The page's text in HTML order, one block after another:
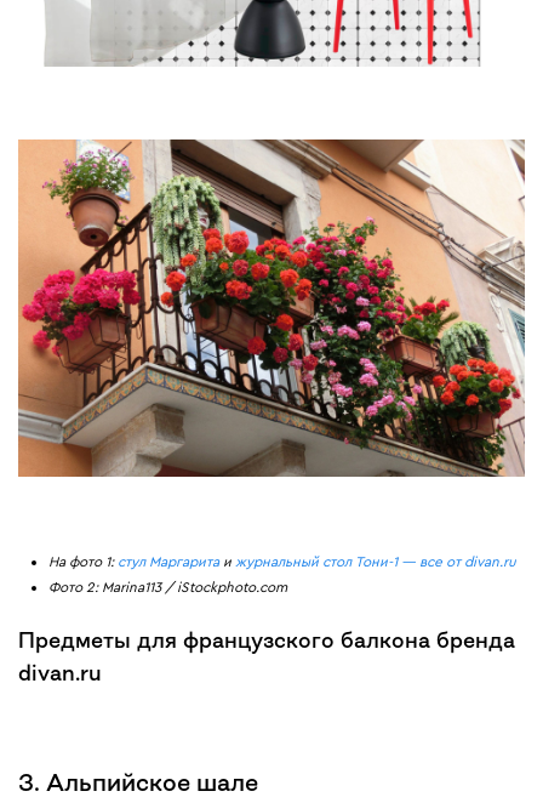
На фото 1: стул Маргаритаи журнальный стол Тони-1 — все от divan.ru
Фото 2: Marina113 / iStockphoto.com
Предметы для французского балкона бренда
divan.ru
3. Альпийское шале